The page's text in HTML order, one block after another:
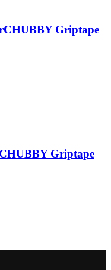
CHUBBY Griptape
CHUBBY Griptape